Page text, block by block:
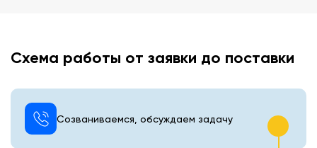
Схема работы от заявки до поставки
Созваниваемся, обсуждаем задачу